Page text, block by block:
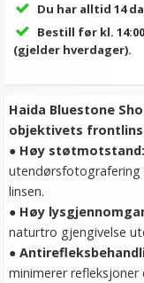
Du har alltid 14
Bestill før kl.
(gjelder hverdager).
Haida Bluestone
objektivets
● Høy støtmotstand:
utendørsfotografering
linsen.
● Høy
naturtro gjengivelse
●
minimerer refleksjoner